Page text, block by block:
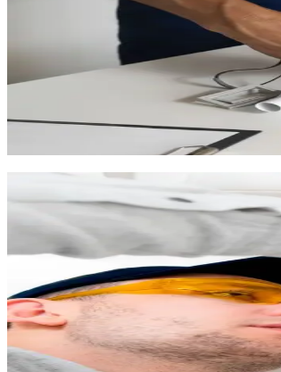
La rénovation complète de salles de
L'installation de nouveaux
Le remplacement de la robinetterie et
La création de pièces d'eau
Dans les résidences neuves de
plomberie pour un confort optimal :
Chaque intervention est couverte par notre
Chauffe-eau : entretien
L'eau distribuée à Baillargues est calcaire,
résistance et augmente votre
Nos prestations chauffe-eau à Baillargues :
Le détartrage de votre ballon d'eau
Le remplacement de l'anode de
L'installation de chauffe-eau dernière
Le remplacement complet avec mise